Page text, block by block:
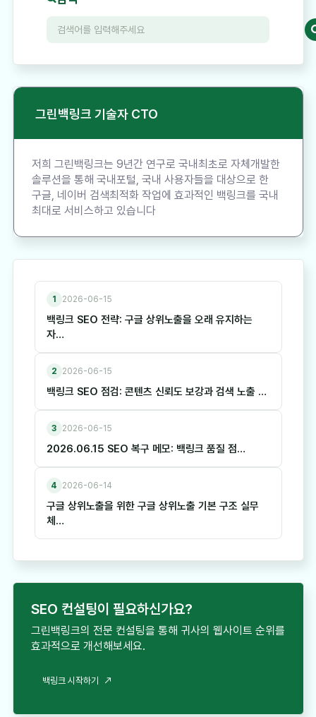
그린백링크 기술자 CTO
저희 그린백링크는 9년간 연구로 국내최초로 자체개발한
솔루션을 통해 국내포털, 국내 사용자들을 대상으로 한
구글, 네이버 검색최적화 작업에 효과적인 백링크를 국내
최대로 서비스하고 있습니다
1 2026-06-15
백링크 SEO 전략: 구글 상위노출을 오래 유지하는
자…
2 2026-06-15
백링크 SEO 점검: 콘텐츠 신뢰도 보강과 검색 노출 …
3 2026-06-15
2026.06.15 SEO 복구 메모: 백링크 품질 점…
4 2026-06-14
구글 상위노출을 위한 구글 상위노출 기본 구조 실무
체…
SEO 컨설팅이 필요하신가요?
그린백링크의 전문 컨설팅을 통해 귀사의 웹사이트 순위를
효과적으로 개선해보세요.
백링크 시작하기